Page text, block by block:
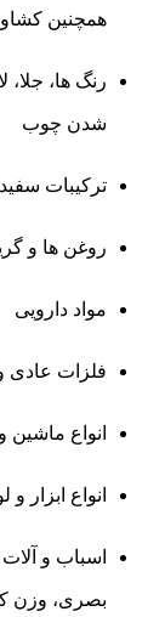
همچنین
رنگ‌ ها،
شدن چوب
ترکیبات
روغن ‌ها و
مواد دارویی
فلزات عادی
انواع ماشین
انواع ابزار
اسباب و
بصری، وزن